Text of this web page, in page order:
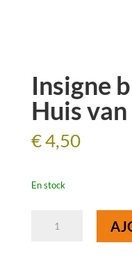
Insigne
Huis van
€4,50
En stock